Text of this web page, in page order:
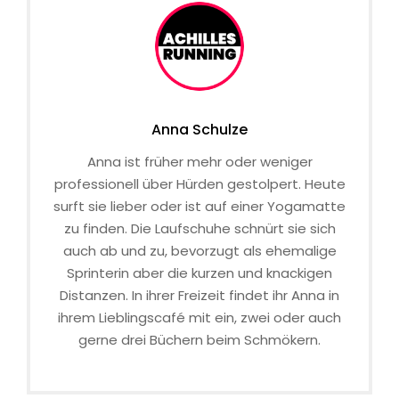
Anna Schulze
Anna ist früher mehr oder weniger
professionell über Hürden gestolpert. Heute
surft sie lieber oder ist auf einer Yogamatte
zu finden. Die Laufschuhe schnürt sie sich
auch ab und zu, bevorzugt als ehemalige
Sprinterin aber die kurzen und knackigen
Distanzen. In ihrer Freizeit findet ihr Anna in
ihrem Lieblingscafé mit ein, zwei oder auch
gerne drei Büchern beim Schmökern.